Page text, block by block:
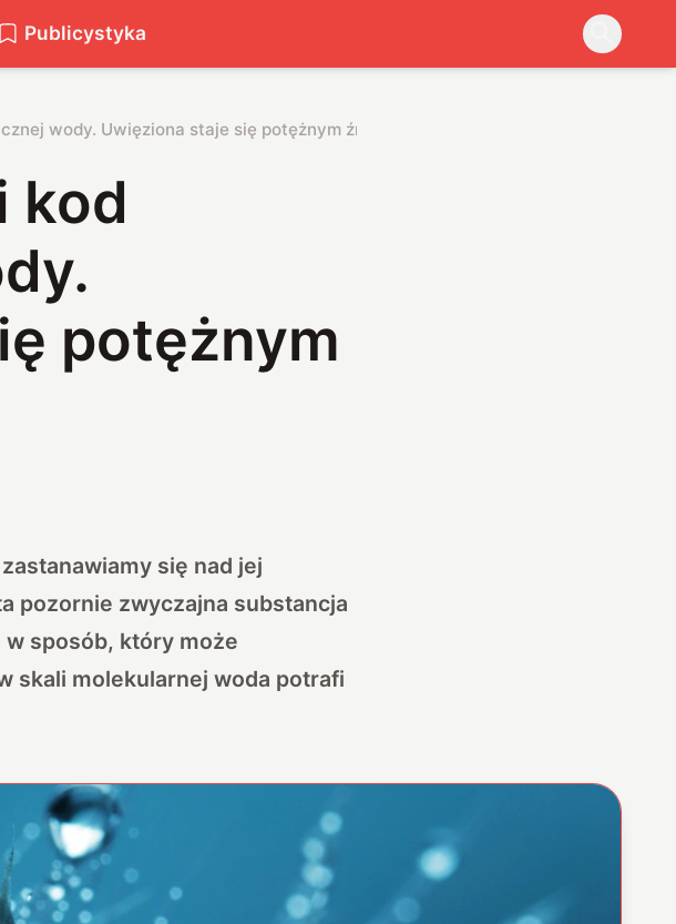
Publicystyka
wody. Uwięziona staje się potężnym źródłem energii
kod
potężnym
się nad jej
pozornie zwyczajna substancja
sposób, który może
skali molekularnej woda potrafi